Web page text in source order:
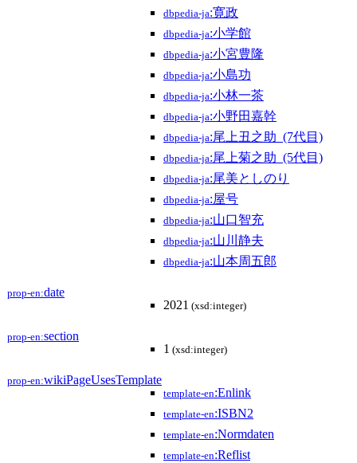
dbpedia-ja:寛政
dbpedia-ja:小学館
dbpedia-ja:小宮豊隆
dbpedia-ja:小島功
dbpedia-ja:小林一茶
dbpedia-ja:小野田嘉幹
dbpedia-ja:尾上丑之助_(7代目)
dbpedia-ja:尾上菊之助_(5代目)
dbpedia-ja:尾美としのり
dbpedia-ja:屋号
dbpedia-ja:山口智充
dbpedia-ja:山川静夫
dbpedia-ja:山本周五郎
prop-en:date
2021 (xsd:integer)
prop-en:section
1 (xsd:integer)
prop-en:wikiPageUsesTemplate
template-en:Enlink
template-en:ISBN2
template-en:Normdaten
template-en:Reflist